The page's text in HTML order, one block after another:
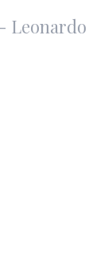
Leonardo